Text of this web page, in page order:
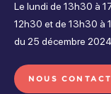
Le lundi de 13h30 à
12h30 et de 13h30 à
du 25 décembre
NOUS